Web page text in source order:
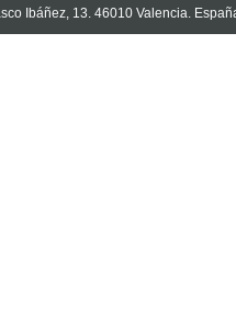
Ibáñez, 13. 46010 Valencia.